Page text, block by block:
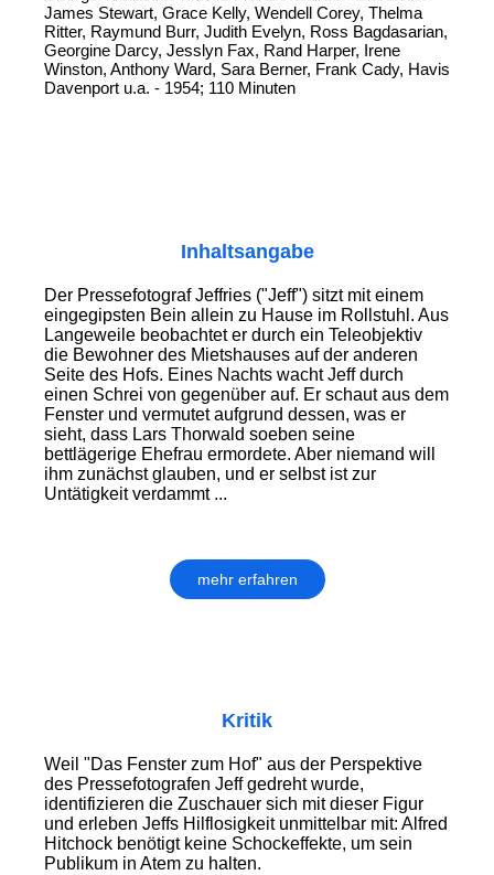
James Stewart, Grace Kelly, Wendell Corey, Thelma
Ritter, Raymund Burr, Judith Evelyn, Ross Bagdasarian,
Georgine Darcy, Jesslyn Fax, Rand Harper, Irene
Winston, Anthony Ward, Sara Berner, Frank Cady, Havis
Davenport u.a. - 1954; 110 Minuten
Inhaltsangabe
Der Pressefotograf Jeffries ("Jeff") sitzt mit einem
eingegipsten Bein allein zu Hause im Rollstuhl. Aus
Langeweile beobachtet er durch ein Teleobjektiv
die Bewohner des Mietshauses auf der anderen
Seite des Hofs. Eines Nachts wacht Jeff durch
einen Schrei von gegenüber auf. Er schaut aus dem
Fenster und vermutet aufgrund dessen, was er
sieht, dass Lars Thorwald soeben seine
bettlägerige Ehefrau ermordete. Aber niemand will
ihm zunächst glauben, und er selbst ist zur
Untätigkeit verdammt ...
mehr erfahren
Kritik
Weil "Das Fenster zum Hof" aus der Perspektive
des Pressefotografen Jeff gedreht wurde,
identifizieren die Zuschauer sich mit dieser Figur
und erleben Jeffs Hilflosigkeit unmittelbar mit: Alfred
Hitchock benötigt keine Schockeffekte, um sein
Publikum in Atem zu halten.